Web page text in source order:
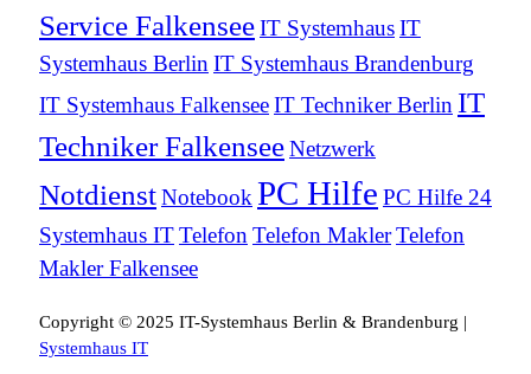
Service FalkenseeIT SystemhausIT
Systemhaus BerlinIT Systemhaus Brandenburg
IT Systemhaus FalkenseeIT Techniker Berlin IT
Techniker FalkenseeNetzwerk
NotdienstNotebookPC Hilfe PC Hilfe 24
Systemhaus ITTelefonTelefon MaklerTelefon
Makler Falkensee
Copyright © 2025 IT-Systemhaus Berlin & Brandenburg |
Systemhaus IT